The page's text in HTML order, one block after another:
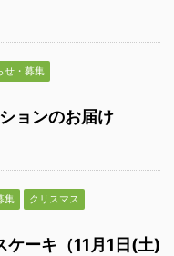
せ・募集
ョンのお届け
集 クリスマス
ーキ（11月1日(土)